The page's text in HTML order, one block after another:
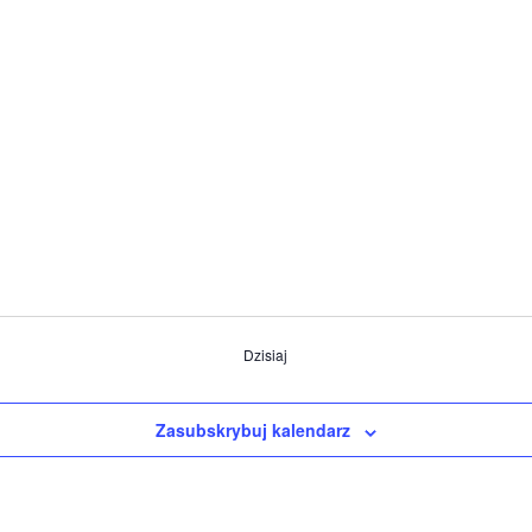
Dzisiaj
Zasubskrybuj kalendarz